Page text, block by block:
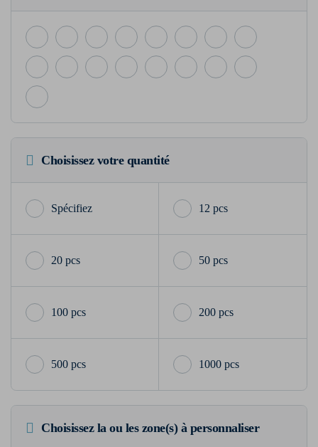
Choisissez votre quantité
12 pcs
20 pcs 50 pcs
100 pcs 200 pcs
500 pcs 1000 pcs
Choisissez la ou les zone(s) à personnaliser